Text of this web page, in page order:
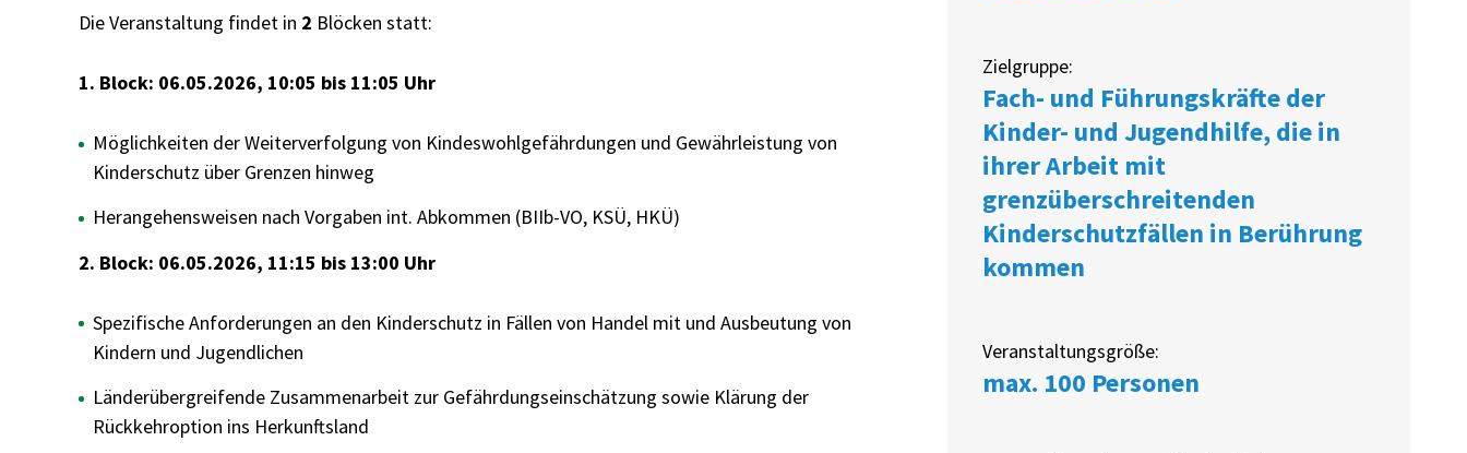
Die Veranstaltung findet in 2 Blöcken statt:
1. Block: 06.05.2026, 10:05 bis 11:05 Uhr
Möglichkeiten der Weiterverfolgung von Kindeswohlgefährdungen und Gewährleistung von
Kinderschutz über Grenzen hinweg
Herangehensweisen nach Vorgaben int. Abkommen (BIIb-VO, KSÜ, HKÜ)
2. Block: 06.05.2026, 11:15 bis 13:00 Uhr
Spezifische Anforderungen an den Kinderschutz in Fällen von Handel mit und Ausbeutung von
Kindern und Jugendlichen
Länderübergreifende Zusammenarbeit zur Gefährdungseinschätzung sowie Klärung der
Rückkehroption ins Herkunftsland
Zielgruppe:
Fach- und Führungskräfte der
Kinder- und Jugendhilfe, die in
ihrer Arbeit mit
grenzüberschreitenden
Kinderschutzfällen in Berührung
kommen
Veranstaltungsgröße:
max. 100 Personen